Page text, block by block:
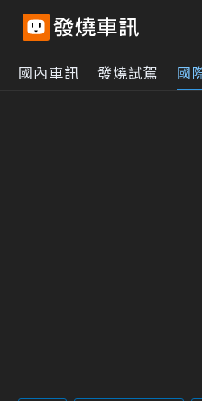
國內車訊 發燒試駕 國